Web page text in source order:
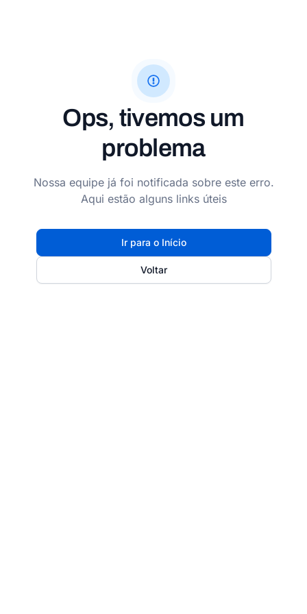
Ops, tivemos um
problema
Nossa equipe já foi notificada sobre este erro.
Aqui estão alguns links úteis
Ir para o Início
Voltar